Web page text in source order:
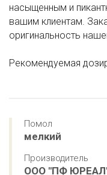
насыщенным и
вашим клиентам.
оригинальность
Рекомендуемая
Помол
мелкий
Производитель
ООО "ПФ